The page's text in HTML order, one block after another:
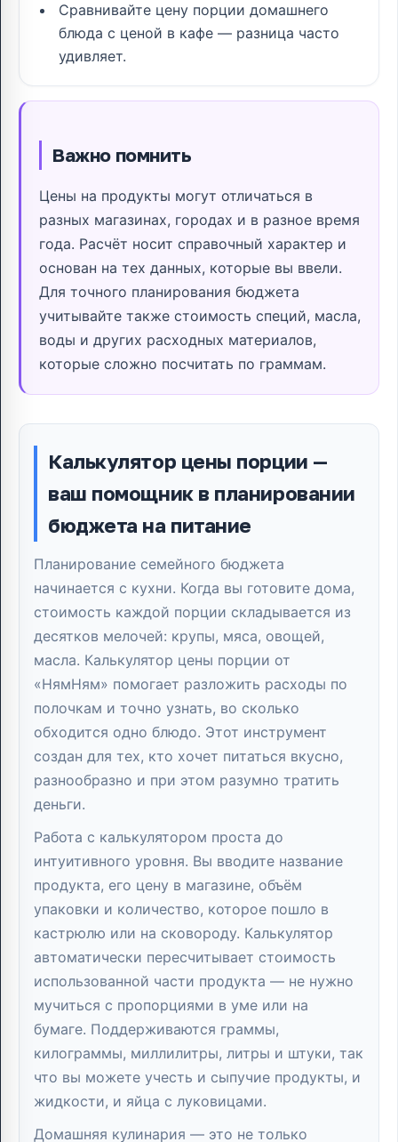
Сравнивайте цену порции домашнего
блюда с ценой в кафе — разница часто
удивляет.
Важно помнить
Цены на продукты могут отличаться в
разных магазинах, городах и в разное время
года. Расчёт носит справочный характер и
основан на тех данных, которые вы ввели.
Для точного планирования бюджета
учитывайте также стоимость специй, масла,
воды и других расходных материалов,
которые сложно посчитать по граммам.
Калькулятор цены порции —
ваш помощник в планировании
бюджета на питание
Планирование семейного бюджета
начинается с кухни. Когда вы готовите дома,
стоимость каждой порции складывается из
десятков мелочей: крупы, мяса, овощей,
масла. Калькулятор цены порции от
«НямНям» помогает разложить расходы по
полочкам и точно узнать, во сколько
обходится одно блюдо. Этот инструмент
создан для тех, кто хочет питаться вкусно,
разнообразно и при этом разумно тратить
деньги.
Работа с калькулятором проста до
интуитивного уровня. Вы вводите название
продукта, его цену в магазине, объём
упаковки и количество, которое пошло в
кастрюлю или на сковороду. Калькулятор
автоматически пересчитывает стоимость
использованной части продукта — не нужно
мучиться с пропорциями в уме или на
бумаге. Поддерживаются граммы,
килограммы, миллилитры, литры и штуки, так
что вы можете учесть и сыпучие продукты, и
жидкости, и яйца с луковицами.
Домашняя кулинария — это не только